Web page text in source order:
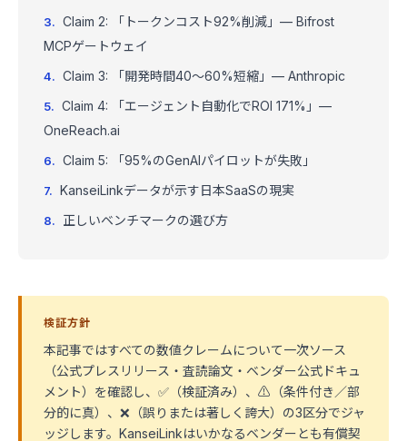
Claim 2: 「トークンコスト92%削減」— Bifrost
MCPゲートウェイ
Claim 3: 「開発時間40〜60%短縮」— Anthropic
Claim 4: 「エージェント自動化でROI 171%」—
OneReach.ai
Claim 5: 「95%のGenAIパイロットが失敗」
KanseiLinkデータが示す日本SaaSの現実
正しいベンチマークの選び方
検証方針
本記事ではすべての数値クレームについて一次ソース
（公式プレスリリース・査読論文・ベンダー公式ドキュ
メント）を確認し、✅（検証済み）、⚠️（条件付き／部
分的に真）、❌（誤りまたは著しく誇大）の3区分でジャ
ッジします。KanseiLinkはいかなるベンダーとも有償契